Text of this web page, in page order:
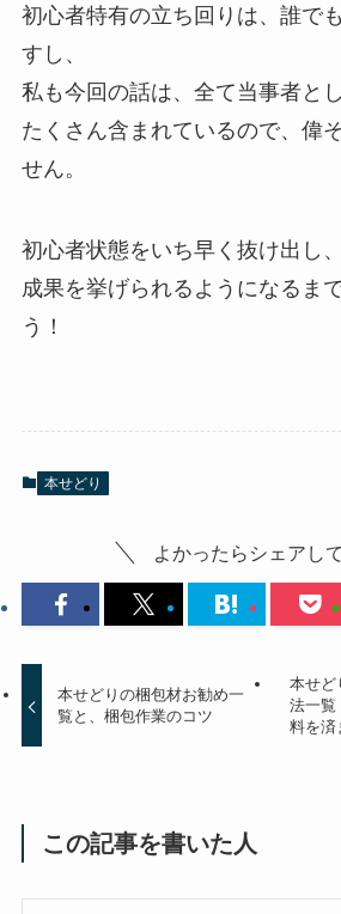
初心者特有の立ち回りは、誰で
すし、
私も今回の話は、全て当事者と
たくさん含まれているので、偉
せん。
初心者状態をいち早く抜け出し、
成果を挙げられるようになるま
う！
本せどり
よかったらシェアし
本せどりの梱包材お勧め一
覧と、梱包作業のコツ
本せど
法一覧
料を済
この記事を書いた人